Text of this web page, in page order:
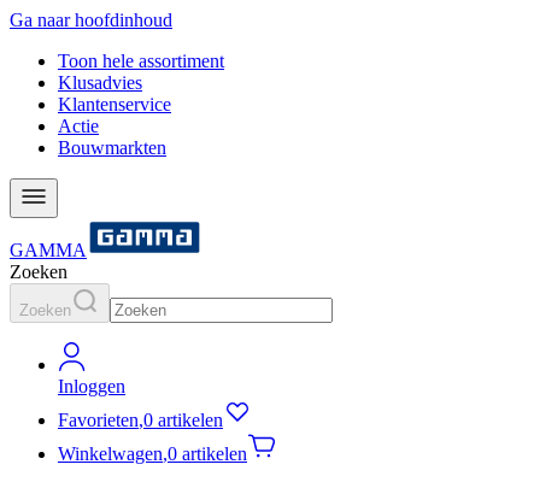
Ga naar hoofdinhoud
Toon hele assortiment
Klusadvies
Klantenservice
Actie
Bouwmarkten
GAMMA
Zoeken
Zoeken
Inloggen
Favorieten,0 artikelen
Winkelwagen,0 artikelen